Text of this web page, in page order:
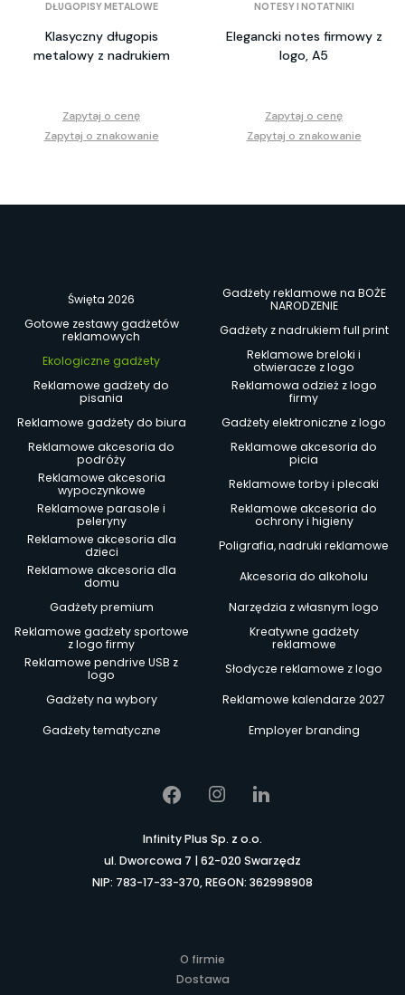
DŁUGOPISY METALOWE
Klasyczny długopis
metalowy z nadrukiem
Zapytaj o cenę
Zapytaj o znakowanie
NOTESY I NOTATNIKI
Elegancki notes firmowy z
logo, A5
Zapytaj o cenę
Zapytaj o znakowanie
Święta 2026
Gadżety reklamowe na BOŻE
NARODZENIE
Gotowe zestawy gadżetów
reklamowych
Gadżety z nadrukiem full print
Ekologiczne gadżety
Reklamowe breloki i
otwieracze z logo
Reklamowe gadżety do
pisania
Reklamowa odzież z logo
firmy
Reklamowe gadżety do biura
Gadżety elektroniczne z logo
Reklamowe akcesoria do
podróży
Reklamowe akcesoria do
picia
Reklamowe akcesoria
wypoczynkowe
Reklamowe torby i plecaki
Reklamowe parasole i
peleryny
Reklamowe akcesoria do
ochrony i higieny
Reklamowe akcesoria dla
dzieci
Poligrafia, nadruki reklamowe
Reklamowe akcesoria dla
domu
Akcesoria do alkoholu
Gadżety premium
Narzędzia z własnym logo
Reklamowe gadżety sportowe
z logo firmy
Kreatywne gadżety
reklamowe
Reklamowe pendrive USB z
logo
Słodycze reklamowe z logo
Gadżety na wybory
Reklamowe kalendarze 2027
Gadżety tematyczne
Employer branding
Infinity Plus Sp. z o.o.
ul. Dworcowa 7 | 62-020 Swarzędz
NIP: 783-17-33-370, REGON: 362998908
O firmie
Dostawa